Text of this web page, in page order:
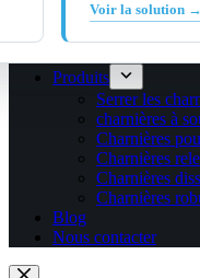
Voir la solution →
Produits
Serrer les
charnières à
Charnières
Charnières
Charnières
Charnières
Blog
Nous contacter